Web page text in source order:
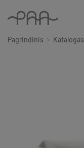
Pagrindinis Katalogas